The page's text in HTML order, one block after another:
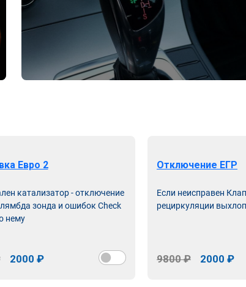
Евро 2
катализатор - отключение
зонда и ошибок Check
нему
2000 ₽
Отключение ЕГР
Если неисправен
рециркуляции
9800 ₽ 2000 ₽